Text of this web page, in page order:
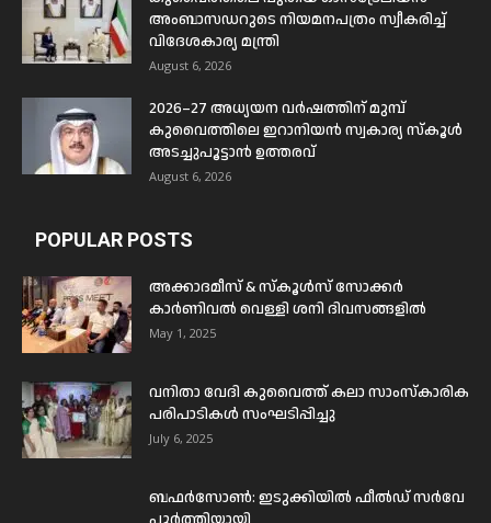
അംബാസഡറുടെ നിയമനപത്രം സ്വീകരിച്ച്
വിദേശകാര്യ മന്ത്രി
August 6, 2026
2026–27 അധ്യയന വർഷത്തിന് മുമ്പ്
കുവൈത്തിലെ ഇറാനിയൻ സ്വകാര്യ സ്കൂൾ
അടച്ചുപൂട്ടാൻ ഉത്തരവ്
August 6, 2026
POPULAR POSTS
അക്കാദമീസ് & സ്കൂൾസ് സോക്കർ
കാർണിവൽ വെള്ളി ശനി ദിവസങ്ങളിൽ
May 1, 2025
വനിതാ വേദി കുവൈത്ത് കലാ സാംസ്കാരിക
പരിപാടികൾ സംഘടിപ്പിച്ചു
July 6, 2025
ബഫര്‍സോണ്‍: ഇടുക്കിയില്‍ ഫീല്‍ഡ് സര്‍വേ